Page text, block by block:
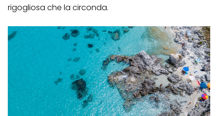
rigogliosa che la circonda.